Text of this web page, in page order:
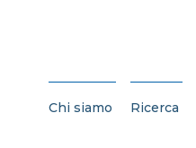
Chi siamo Ricerca